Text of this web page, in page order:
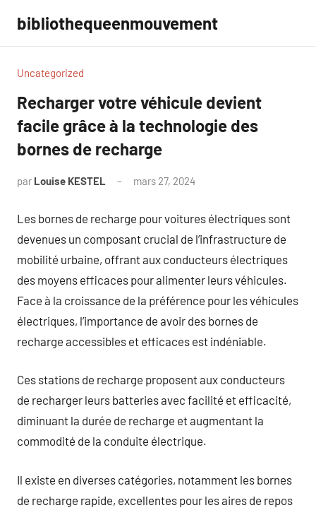
contenu
bibliothequeenmouvement
Uncategorized
Recharger votre véhicule devient
facile grâce à la technologie des
bornes de recharge
par Louise KESTEL mars 27, 2024
Les bornes de recharge pour voitures électriques sont
devenues un composant crucial de l’infrastructure de
mobilité urbaine, offrant aux conducteurs électriques
des moyens efficaces pour alimenter leurs véhicules.
Face à la croissance de la préférence pour les véhicules
électriques, l’importance de avoir des bornes de
recharge accessibles et efficaces est indéniable.
Ces stations de recharge proposent aux conducteurs
de recharger leurs batteries avec facilité et efficacité,
diminuant la durée de recharge et augmentant la
commodité de la conduite électrique.
Il existe en diverses catégories, notamment les bornes
de recharge rapide, excellentes pour les aires de repos